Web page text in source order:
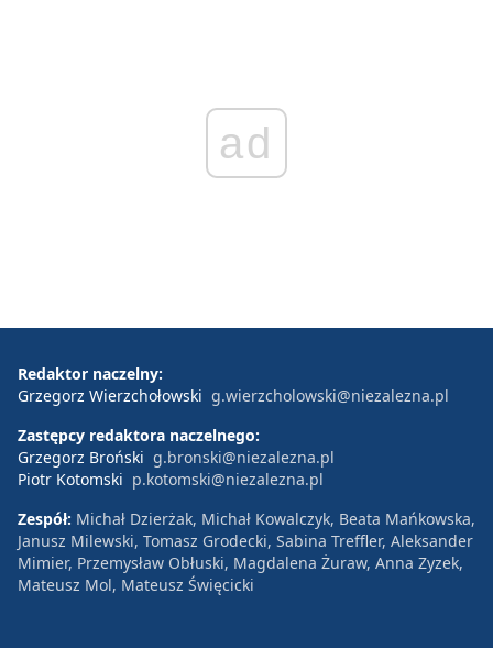
ad
Redaktor naczelny:
Grzegorz Wierzchołowski g.wierzcholowski@niezalezna.pl
Zastępcy redaktora naczelnego:
Grzegorz Broński g.bronski@niezalezna.pl
Piotr Kotomski p.kotomski@niezalezna.pl
Zespół: Michał Dzierżak, Michał Kowalczyk, Beata Mańkowska,
Janusz Milewski, Tomasz Grodecki, Sabina Treffler, Aleksander
Mimier, Przemysław Obłuski, Magdalena Żuraw, Anna Zyzek,
Mateusz Mol, Mateusz Święcicki